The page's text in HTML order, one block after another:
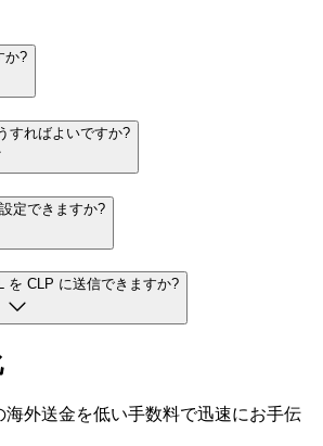
か?
すればよいですか?
定できますか?
を CLP に送信できますか?
外送金を低い手数料で迅速にお手伝